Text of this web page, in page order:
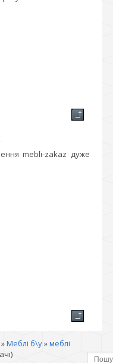
mebli-zakaz дуже
»Меблі б\у»меблі